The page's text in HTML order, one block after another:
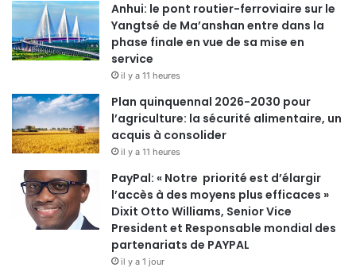
Anhui: le pont routier-ferroviaire sur le
Yangtsé de Ma’anshan entre dans la
phase finale en vue de sa mise en
service
il y a 11 heures
Plan quinquennal 2026-2030 pour
l’agriculture: la sécurité alimentaire, un
acquis à consolider
il y a 11 heures
PayPal: « Notre priorité est d’élargir
l’accès à des moyens plus efficaces »
Dixit Otto Williams, Senior Vice
President et Responsable mondial des
partenariats de PAYPAL
il y a 1 jour